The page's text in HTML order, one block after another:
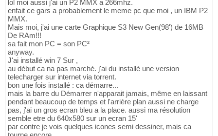
lol moi aussi j'ai un P2 MMX a 266mhz.
enfait ce gars a probablement le meme pc que moi , un IBM P2
MMX.
Mais moi, j'ai une carte Graphique S3 New Gen(98') de 16MB
De RAm!!!
sa fait mon PC = son PC²
anyway.
J'ai installé win 7 Sur ,
au début ca na pas marché. j'ai du installé une version
telecharger sur internet via torrent.
bon une fois installé : ca démarre...
mais la barre du Démarrer n'apparait jamais, même en laissant
pendant beaucoup de temps et l'arrière plan aussi ne charge
pas, j'ai un gros ecran bleu a la place. aussi ma résolution
semble etre du 640x580 sur un ecran 15'
par contre je vois quelques icones semi dessiner, mais ca